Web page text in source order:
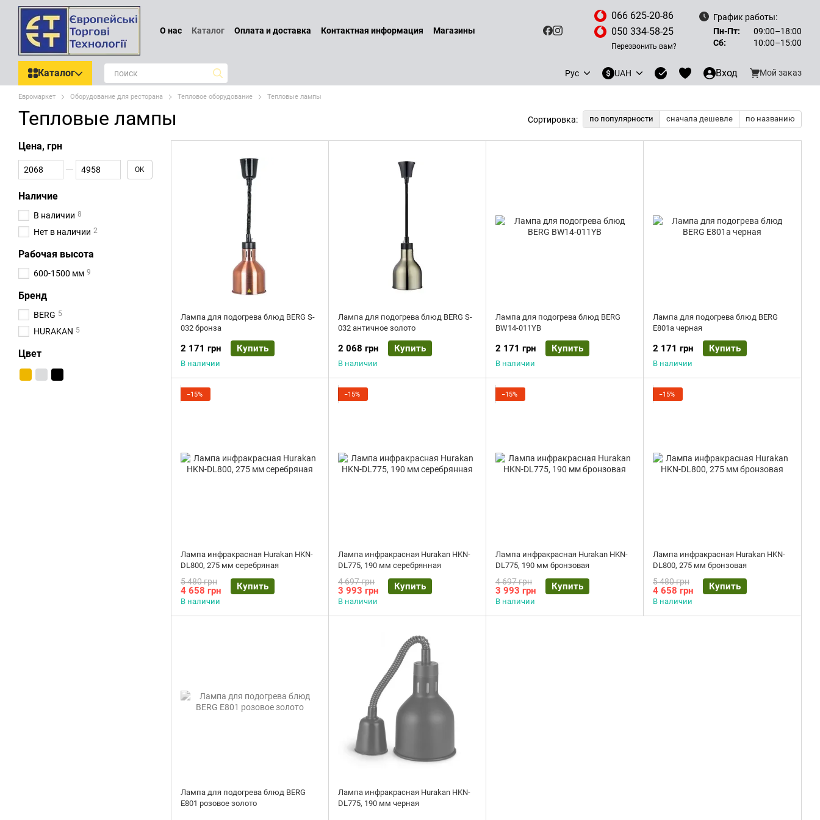
Перейти к основному контенту
О нас Каталог Оплата и доставка Контактная информация
Магазины
066 625-20-86
050 334-58-25
Перезвонить вам?
График работы:
Пн-Пт:
09:00–18:00
Сб:
10:00–15:00
Каталог Рус UAH Вход Мой заказ
Евромаркет Оборудование для ресторана Тепловое оборудование Тепловые лампы
Тепловые лампы Сортировка: по популярности сначала дешевле по названию
Лампа для подогрева блюд BERG S-
032 бронза
2 171 грн Купить
В наличии
Лампа для подогрева блюд BERG S-
032 античное золото
2 068 грн Купить
В наличии
Лампа для подогрева блюд BERG
BW14-011YB
2 171 грн Купить
В наличии
Лампа для подогрева блюд BERG
E801a черная
2 171 грн Купить
В наличии
−15%
Лампа инфракрасная Hurakan HKN-
DL800, 275 мм серебряная
5 480 грн
4 658 грн Купить
В наличии
−15%
Лампа инфракрасная Hurakan HKN-
DL775, 190 мм серебрянная
4 697 грн
3 993 грн Купить
В наличии
−15%
Лампа инфракрасная Hurakan HKN-
DL775, 190 мм бронзовая
4 697 грн
3 993 грн Купить
В наличии
−15%
Лампа инфракрасная Hurakan HKN-
DL800, 275 мм бронзовая
5 480 грн
4 658 грн Купить
В наличии
Лампа для подогрева блюд BERG
E801 розовое золото
Лампа инфракрасная Hurakan HKN-
DL775, 190 мм черная
Цена, грн
От Цена, грн
До Цена, грн OK
Наличие
В наличии 8
Нет в наличии 2
Рабочая высота
600-1500 мм 9
Бренд
BERG 5
HURAKAN 5
Цвет